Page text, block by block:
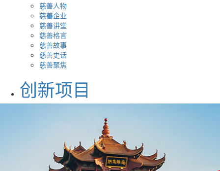
慈善人物
慈善企业
慈善讲堂
慈善格言
慈善故事
慈善史话
慈善聚焦
创新项目